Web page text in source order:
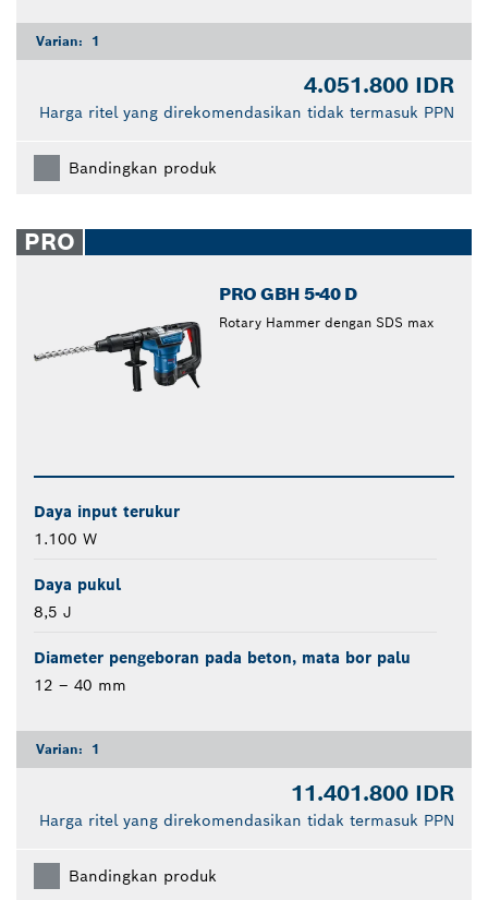
Varian: 1
4.051.800 IDR
Harga ritel yang direkomendasikan tidak termasuk PPN
Bandingkan produk
PRO
PRO GBH 5-40 D
Rotary Hammer dengan SDS max
Daya input terukur
1.100 W
Daya pukul
8,5 J
Diameter pengeboran pada beton, mata bor palu
12 – 40 mm
Varian: 1
11.401.800 IDR
Harga ritel yang direkomendasikan tidak termasuk PPN
Bandingkan produk